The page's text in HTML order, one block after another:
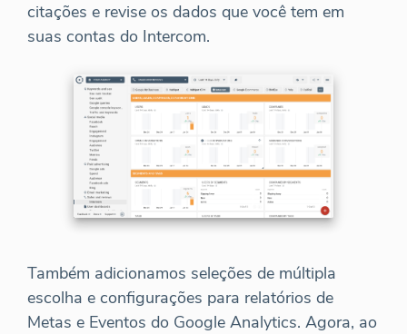
citações e revise os dados que você tem em
suas contas do Intercom.
Também adicionamos seleções de múltipla
escolha e configurações para relatórios de
Metas e Eventos do Google Analytics. Agora, ao